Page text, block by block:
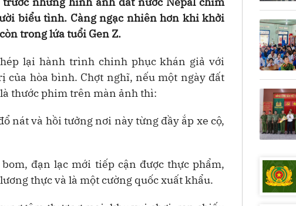
biểu tình. Càng ngạc nhiên hơn khi khởi
trong lứa tuổi Gen Z.
lại hành trình chinh phục khán giả với
của hòa bình. Chợt nghĩ, nếu một ngày đất
thước phim trên màn ảnh thì:
nát và hồi tưởng nơi này từng đầy ắp xe cộ,
đạn lạc mới tiếp cận được thực phẩm,
thực và là một cường quốc xuất khẩu.